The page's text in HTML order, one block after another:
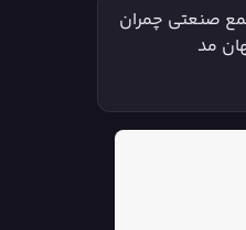
صنعتی چمران